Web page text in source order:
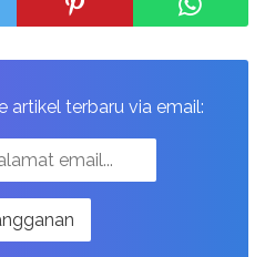
artikel terbaru via email: